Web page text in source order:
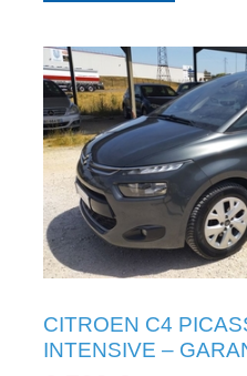
CITROEN C4
INTENSIVE –